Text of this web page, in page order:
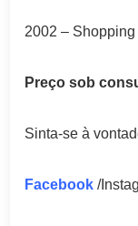
2002 –
Preço sob
Sinta-se à
Facebook /